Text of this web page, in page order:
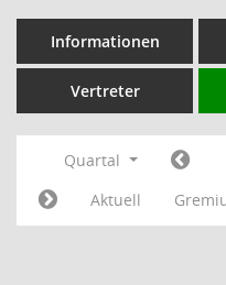
Informationen
Vertreter
Quartal
Aktuell